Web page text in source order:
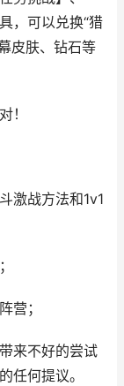
，可以兑换“猎
皮肤、钻石等
！
激战方法和1v1
营；
来不好的尝试
任何提议。